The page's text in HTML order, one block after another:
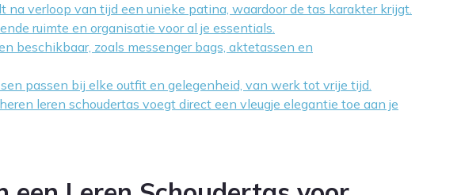
na verloop van tijd een unieke patina, waardoor de tas karakter krijgt.
ruimte en organisatie voor al je essentials.
beschikbaar, zoals messenger bags, aktetassen en
passen bij elke outfit en gelegenheid, van werk tot vrije tijd.
leren schoudertas voegt direct een vleugje elegantie toe aan je